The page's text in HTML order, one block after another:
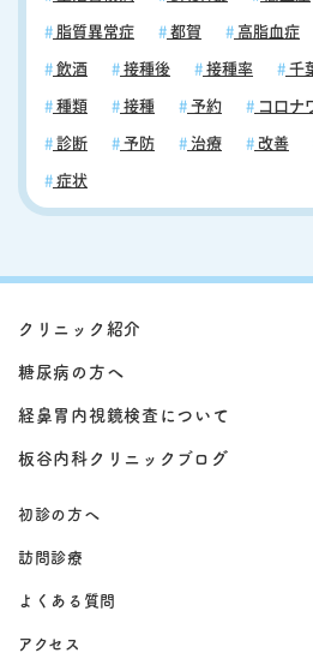
脂質異常症 都賀 高脂血症
飲酒 接種後 接種率 千
種類 接種 予約 コロナ
診断 予防 治療 改善
症状
クリニック紹介
糖尿病の方へ
経鼻胃内視鏡検査について
板谷内科クリニックブログ
初診の方へ
訪問診療
よくある質問
アクセス